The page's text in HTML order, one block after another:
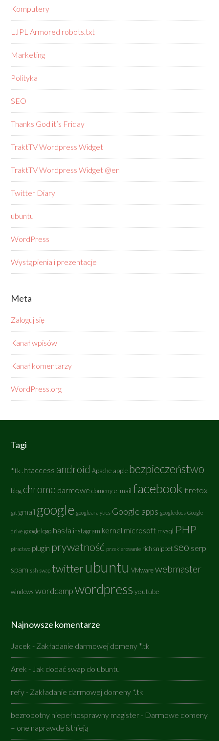
Komputery
LJPL Armored robots.txt
Marketing
Polityka
SEO
Thanks God it’s Friday
TraktTV Wordpress Widget
TraktTV Wordpress Widget @en
Twitter Diary
ubuntu
WordPress
Wystąpienia i prezentacje
Meta
Zaloguj się
Kanał wpisów
Kanał komentarzy
WordPress.org
Tagi
*.tk .htaccess android Apache apple bezpieczeństwo
blog chrome darmowe domeny e-mail facebook firefox
git gmail google google analytics Google apps google docs Google
drive google logo hasła instagram kernel microsoft mysql PHP
piractwo plugin prywatność przekierowanie rich snippet seo serp
spam ssh swap twitterubuntu VMware webmaster
windows wordcamp wordpress youtube
Najnowsze komentarze
Jacek - Zakładanie darmowej domeny *.tk
Arek - Jak dodać swap do ubuntu
refy - Zakładanie darmowej domeny *.tk
bezrobotny niepełnosprawny magister - Darmowe domeny
– one naprawdę istnieją